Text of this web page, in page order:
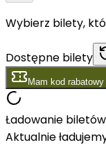
Wybierz bilety,
Dostępne bilety
Mam kod rabatowy
Ładowanie
Aktualnie